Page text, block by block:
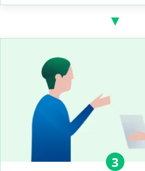
3